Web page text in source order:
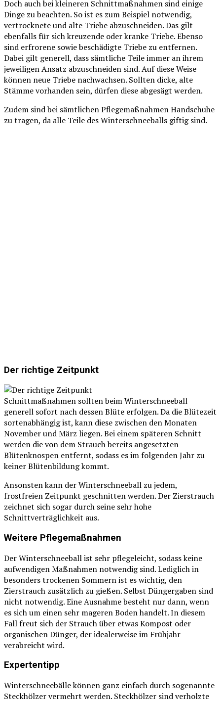
Doch auch bei kleineren Schnittmaßnahmen sind einige
Dinge zu beachten. So ist es zum Beispiel notwendig,
vertrocknete und alte Triebe abzuschneiden. Das gilt
ebenfalls für sich kreuzende oder kranke Triebe. Ebenso
sind erfrorene sowie beschädigte Triebe zu entfernen.
Dabei gilt generell, dass sämtliche Teile immer an ihrem
jeweiligen Ansatz abzuschneiden sind. Auf diese Weise
können neue Triebe nachwachsen. Sollten dicke, alte
Stämme vorhanden sein, dürfen diese abgesägt werden.
Zudem sind bei sämtlichen Pflegemaßnahmen Handschuhe
zu tragen, da alle Teile des Winterschneeballs giftig sind.
Der richtige Zeitpunkt
Schnittmaßnahmen sollten beim Winterschneeball
generell sofort nach dessen Blüte erfolgen. Da die Blütezeit
sortenabhängig ist, kann diese zwischen den Monaten
November und März liegen. Bei einem späteren Schnitt
werden die von dem Strauch bereits angesetzten
Blütenknospen entfernt, sodass es im folgenden Jahr zu
keiner Blütenbildung kommt.
Ansonsten kann der Winterschneeball zu jedem,
frostfreien Zeitpunkt geschnitten werden. Der Zierstrauch
zeichnet sich sogar durch seine sehr hohe
Schnittverträglichkeit aus.
Weitere Pflegemaßnahmen
Der Winterschneeball ist sehr pflegeleicht, sodass keine
aufwendigen Maßnahmen notwendig sind. Lediglich in
besonders trockenen Sommern ist es wichtig, den
Zierstrauch zusätzlich zu gießen. Selbst Düngergaben sind
nicht notwendig. Eine Ausnahme besteht nur dann, wenn
es sich um einen sehr mageren Boden handelt. In diesem
Fall freut sich der Strauch über etwas Kompost oder
organischen Dünger, der idealerweise im Frühjahr
verabreicht wird.
Expertentipp
Winterschneebälle können ganz einfach durch sogenannte
Steckhölzer vermehrt werden. Steckhölzer sind verholzte